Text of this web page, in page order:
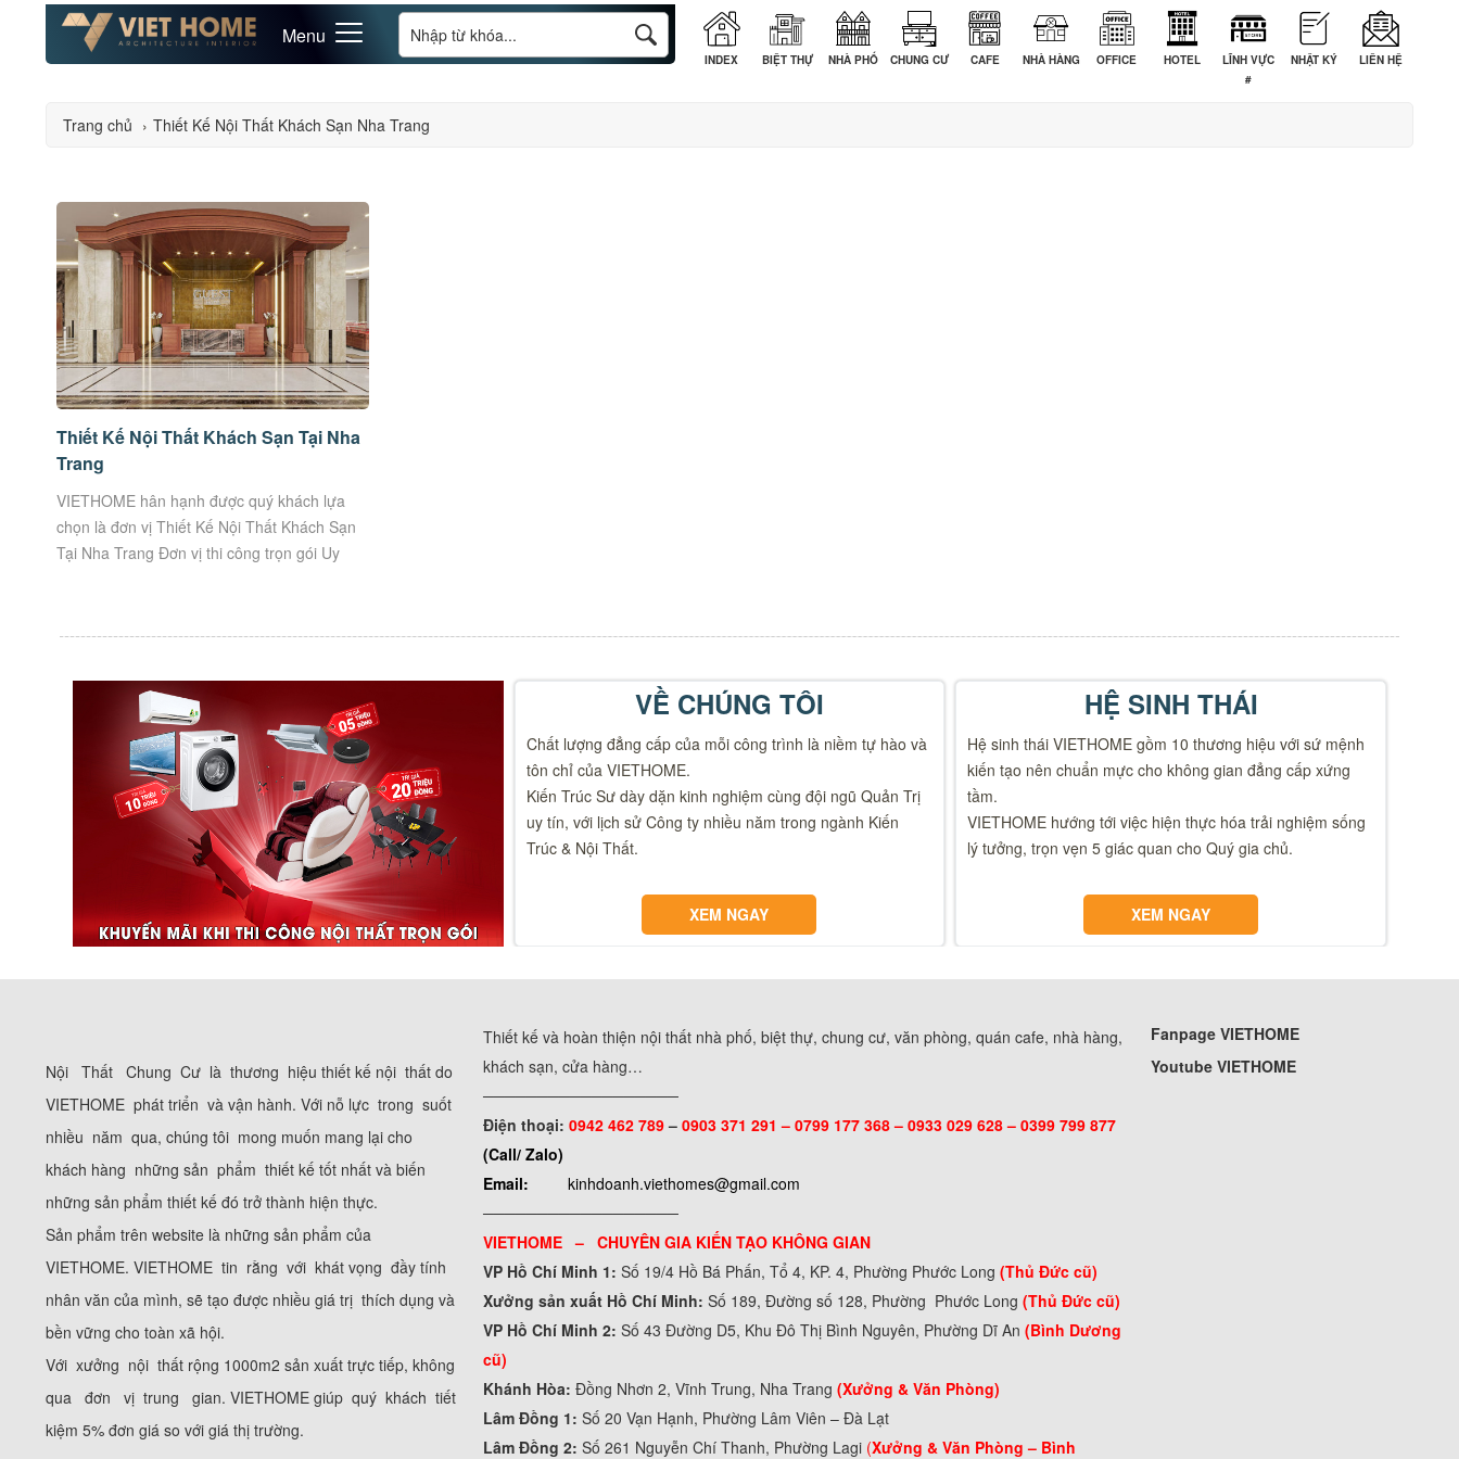
Menu
INDEX BIỆT THỰ NHÀ PHỐ CHUNG CƯ CAFE NHÀ HÀNG OFFICE HOTEL
LĨNH VỰC
#
NHẬT KÝ LIÊN HỆ
Trang chủ › Thiết Kế Nội Thất Khách Sạn Nha Trang
Thiết Kế Nội Thất Khách Sạn Tại Nha
Trang
VIETHOME hân hạnh được quý khách lựa
chọn là đơn vị Thiết Kế Nội Thất Khách Sạn
Tại Nha Trang Đơn vị thi công trọn gói Uy
VỀ CHÚNG TÔI
Chất lượng đẳng cấp của mỗi công trình là niềm tự hào và
tôn chỉ của VIETHOME.
Kiến Trúc Sư dày dặn kinh nghiệm cùng đội ngũ Quản Trị
uy tín, với lịch sử Công ty nhiều năm trong ngành Kiến
Trúc & Nội Thất.
XEM NGAY
HỆ SINH THÁI
Hệ sinh thái VIETHOME gồm 10 thương hiệu với sứ mệnh
kiến tạo nên chuẩn mực cho không gian đẳng cấp xứng
tầm.
VIETHOME hướng tới việc hiện thực hóa trải nghiệm sống
lý tưởng, trọn vẹn 5 giác quan cho Quý gia chủ.
XEM NGAY
Nội Thất Chung Cư là thương hiệu thiết kế nội thất do
VIETHOME phát triển và vận hành. Với nỗ lực trong suốt
nhiều năm qua, chúng tôi mong muốn mang lại cho
khách hàng những sản phẩm thiết kế tốt nhất và biến
những sản phẩm thiết kế đó trở thành hiện thực.
Sản phẩm trên website là những sản phẩm của
VIETHOME. VIETHOME tin rằng với khát vọng đầy tính
nhân văn của mình, sẽ tạo được nhiều giá trị thích dụng và
bền vững cho toàn xã hội.
Với xưởng nội thất rộng 1000m2 sản xuất trực tiếp, không
qua đơn vị trung gian. VIETHOME giúp quý khách tiết
kiệm 5% đơn giá so với giá thị trường.
Thiết kế và hoàn thiện nội thất nhà phố, biệt thự, chung cư, văn phòng, quán cafe, nhà hàng,
khách sạn, cửa hàng…
──────────────────
Điện thoại:0942 462 789–0903 371 291 –0799 177 368 – 0933 029 628 – 0399 799 877
(Call/ Zalo)
Email:
kinhdoanh.viethomes@gmail.com
──────────────────
VIETHOME – CHUYÊN GIA KIẾN TẠO KHÔNG GIAN
VP Hồ Chí Minh 1: Số 19/4 Hồ Bá Phấn, Tổ 4, KP. 4, Phường Phước Long(Thủ Đức cũ)
Xưởng sản xuất Hồ Chí Minh: Số 189, Đường số 128, Phường Phước Long(Thủ Đức cũ)
VP Hồ Chí Minh 2: Số 43 Đường D5, Khu Đô Thị Bình Nguyên, Phường Dĩ An (Bình Dương
cũ)
Khánh Hòa:Đồng Nhơn 2, Vĩnh Trung, Nha Trang (Xưởng & Văn Phòng)
Lâm Đồng 1:Số 20 Vạn Hạnh, Phường Lâm Viên – Đà Lạt
Lâm Đồng 2:Số 261 Nguyễn Chí Thanh, Phường Lagi (Xưởng & Văn Phòng – Bình
Fanpage VIETHOME
Youtube VIETHOME